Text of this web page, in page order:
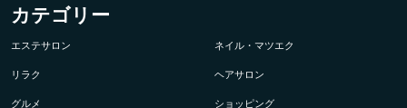
カテゴリー
エステサロン ネイル・マツエク
リラク ヘアサロン
グルメ ショッピング